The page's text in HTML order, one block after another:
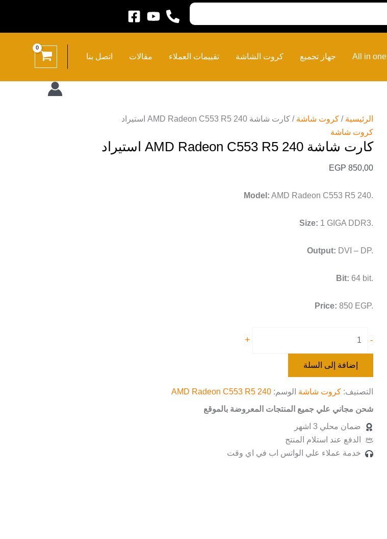
All in one جهاز تجميع كروت الشاشة تقييمات العملاء مقالات اتصل بنا
الرئيسية / كروت شاشة / كارت شاشة AMD Radeon C553 R5 240 استيراد
كروت شاشة
كارت شاشة AMD Radeon C553 R5 240 استيراد
EGP 850,00
Model: AMD Radeon C553 R5 240.
Size: 1 GIGA DDR3.
Output: DVI – DP.
Bit: 64 bit.
Price: 850 EGP.
-
شاشة
Radeon
+
إضافة إلى السلة
التصنيف: كروت شاشة الوسم: AMD Radeon C553 R5 240
شحن مجاني علي جميع المنتجات المعروضة بالموقع
ضمان محلي 3 اشهر
الدفع عند استلام المنتج
خدمة عملاء علي الواتس اب في اي وقت